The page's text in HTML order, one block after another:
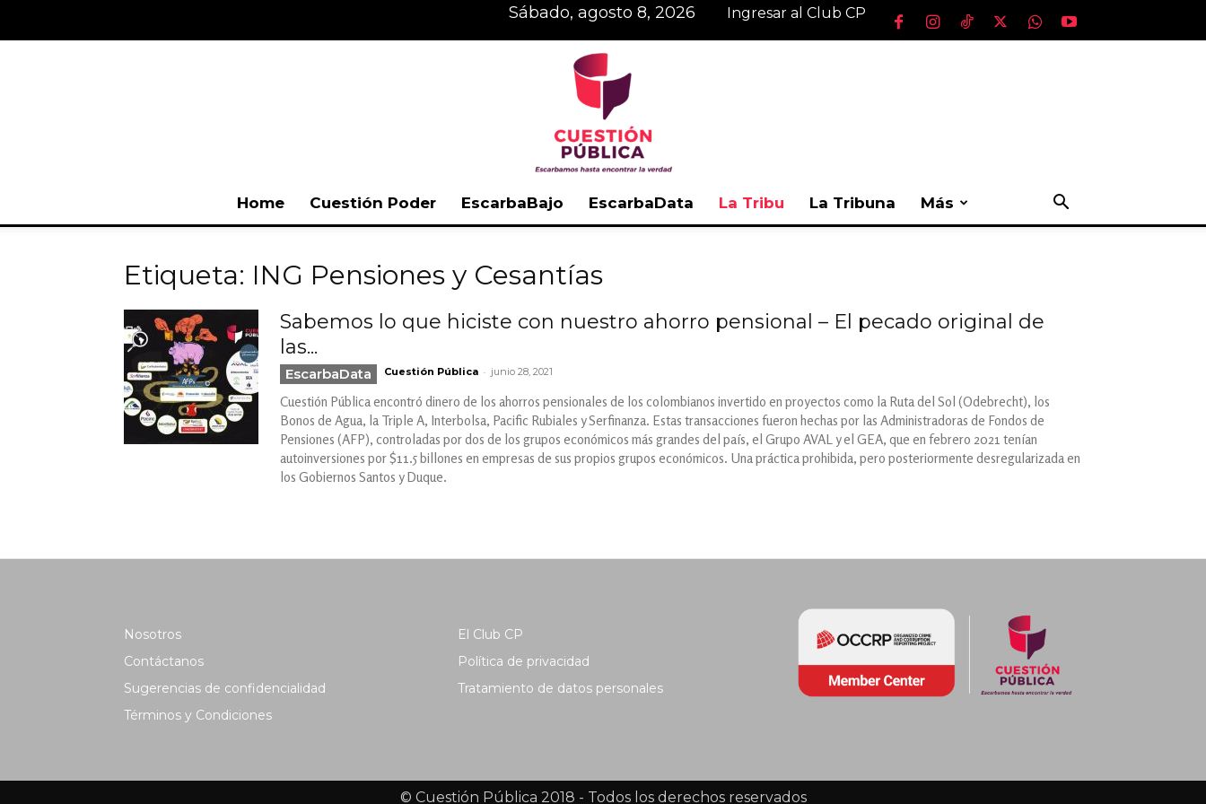
sábado, agosto 8, 2026 Ingresar al Club CP
Home Cuestión Poder EscarbaBajo EscarbaData La Tribu La Tribuna Más
Etiqueta: ING Pensiones y Cesantías
Sabemos lo que hiciste con nuestro ahorro pensional – El pecado original de
las...
EscarbaData Cuestión Pública - junio 28, 2021
Cuestión Pública encontró dinero de los ahorros pensionales de los colombianos invertido en proyectos como la Ruta del Sol (Odebrecht), los
Bonos de Agua, la Triple A, Interbolsa, Pacific Rubiales y Serfinanza. Estas transacciones fueron hechas por las Administradoras de Fondos de
Pensiones (AFP), controladas por dos de los grupos económicos más grandes del país, el Grupo AVAL y el GEA, que en febrero 2021 tenían
autoinversiones por $11.5 billones en empresas de sus propios grupos económicos. Una práctica prohibida, pero posteriormente desregularizada en
los Gobiernos Santos y Duque.
Nosotros
Contáctanos
Sugerencias de confidencialidad
Términos y Condiciones
El Club CP
Política de privacidad
Tratamiento de datos personales
© Cuestión Pública 2018 - Todos los derechos reservados